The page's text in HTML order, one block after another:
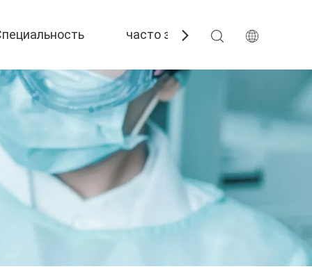
часто задаваемые вопросы